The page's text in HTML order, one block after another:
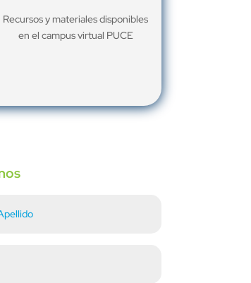
Recursos y materiales disponibles
en el campus virtual PUCE